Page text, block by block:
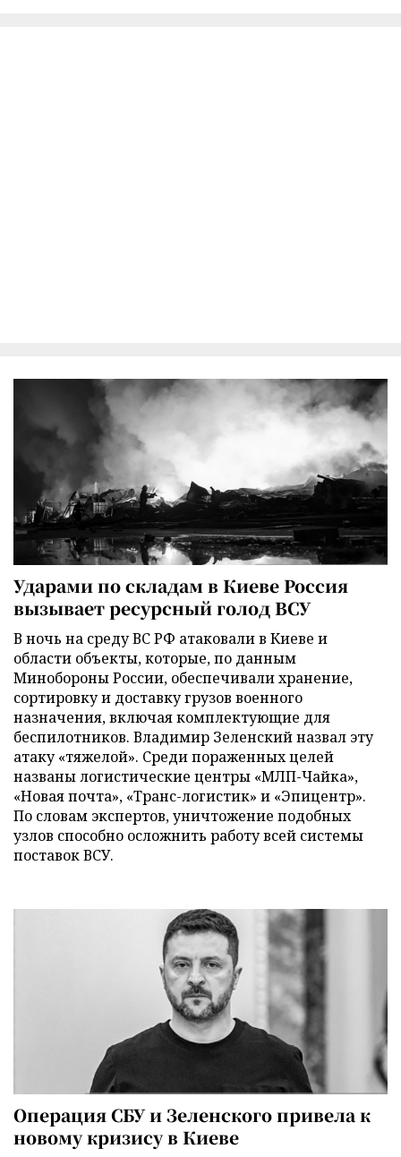
Ударами по складам в Киеве Россия
вызывает ресурсный голод ВСУ
В ночь на среду ВС РФ атаковали в Киеве и
области объекты, которые, по данным
Минобороны России, обеспечивали хранение,
сортировку и доставку грузов военного
назначения, включая комплектующие для
беспилотников. Владимир Зеленский назвал эту
атаку «тяжелой». Среди пораженных целей
названы логистические центры «МЛП-Чайка»,
«Новая почта», «Транс-логистик» и «Эпицентр».
По словам экспертов, уничтожение подобных
узлов способно осложнить работу всей системы
поставок ВСУ.
Операция СБУ и Зеленского привела к
новому кризису в Киеве